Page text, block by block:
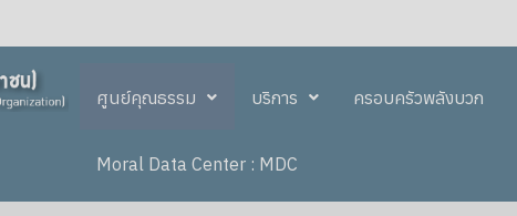
ศูนย์คุณธรรม
บริการ ครอบครัวพลังบวก
Moral Data Center : MDC